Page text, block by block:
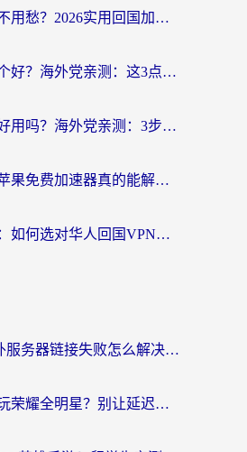
香港翻墙大陆不用愁？2026实用回国加速器指南：从选到用一步到位
穿梭和番茄哪个好？海外党亲测：这3点帮你选对回国加速器
穿梭和九州连好用吗？海外党亲测：3步选对回国加速器，无缝刷国内剧玩国服
海外党必看：苹果免费加速器真的能解决回国访问难题吗？附实测对比与全平台方案
海外华人必看：如何选对华人回国VPN，无缝刷国内剧、玩手游？
世界Online海外服务器链接失败怎么解决？告别卡顿延迟，海外玩国服游戏的正确打开方式
澳大利亚怎么玩荣耀全明星？别让延迟毁了你的连招！海外党专属加速攻略